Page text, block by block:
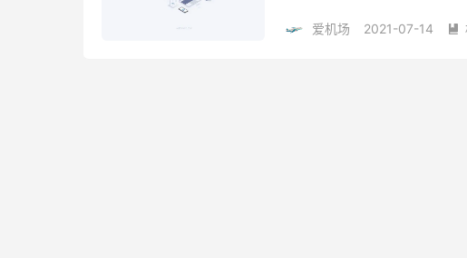
爱机场 2021-07-14 